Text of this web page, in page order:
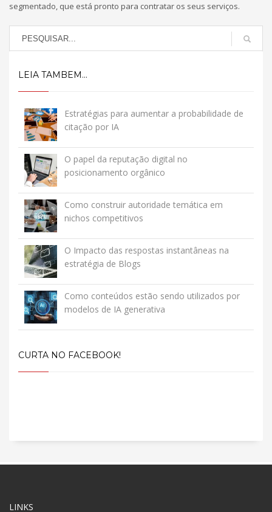
segmentado, que está pronto para contratar os seus serviços.
LEIA TAMBEM...
Estratégias para aumentar a probabilidade de
citação por IA
O papel da reputação digital no
posicionamento orgânico
Como construir autoridade temática em
nichos competitivos
O Impacto das respostas instantâneas na
estratégia de Blogs
Como conteúdos estão sendo utilizados por
modelos de IA generativa
CURTA NO FACEBOOK!
LINKS